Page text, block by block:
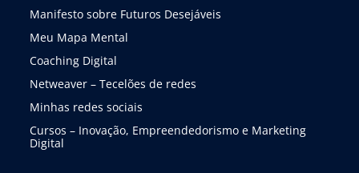
Manifesto sobre Futuros Desejáveis
Meu Mapa Mental
Coaching Digital
Netweaver – Tecelões de redes
Minhas redes sociais
Cursos – Inovação, Empreendedorismo e Marketing
Digital